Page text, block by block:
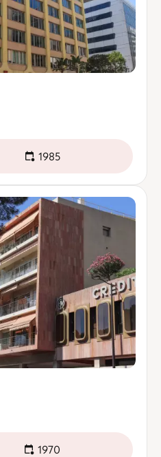
1985
1970